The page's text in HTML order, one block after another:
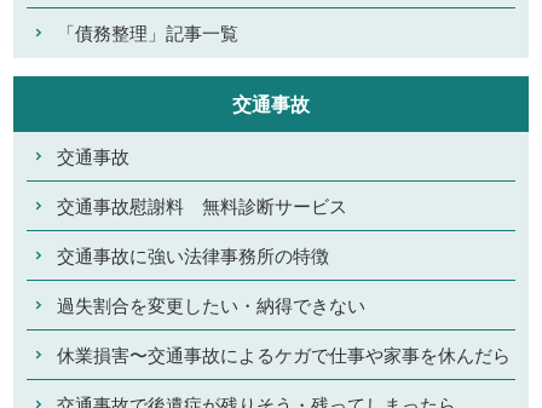
「債務整理」記事一覧
交通事故
交通事故
交通事故慰謝料 無料診断サービス
交通事故に強い法律事務所の特徴
過失割合を変更したい・納得できない
休業損害〜交通事故によるケガで仕事や家事を休んだら